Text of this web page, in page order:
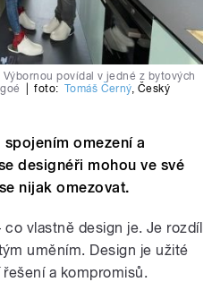
povídal v jedné z bytových
foto: Tomáš Černý, Český
omezení a
designéři mohou ve své
nijak omezovat.
co vlastně design je. Je rozdíl
uměním. Design je užité
a kompromisů.